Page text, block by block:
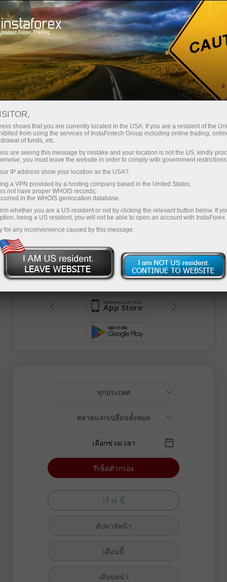
สำหรับเทรดเดอร์ การวิเคราะห์ฟอเร็กซ์ วันหยุดสากล
ปฏิทินวันหยุดตลาด
ฟอเร็กซ์
บนหน้าเว็บนี้ ผู้ค้าอาจพบปฏิทินวันหยุดนักขัตฤกษ์
ในประเทศต่างๆ ข้อมูลนี้จะช่วยให้พวกเขา
สามารถคาดการณ์สถานการณ์ตลาดในช่วงเวลา
หนึ่งได้และปรับกลยุทธ์การซื้อขายได้ทันท่วงที
โดยไม่ได้ขึ้นอยู่กับประเภทบัญชีที่เปิดกับบริษัท
หากต้องการดูปฏิทินและรายชื่อวันหยุดนักขัต
ฤกษ์ ให้ระบุประเทศและปี จากนั้นข้อมูลที่สำคัญ
ทุกประเทศ
ตลาดแลกเปลี่ยนทั้งหมด
เลือกช่วงเวลา
รีเซ็ตตัวกรอง
เร็วๆ นี้
สัปดาห์หน้า
เดือนนี้
เดือนหน้า
shows that you are currently located in the USA. If you are a resident of the
from using the services of InstaFintech Group including online trading,
of funds, etc.
are seeing this message by mistake and your location is not the US, kindly
you must leave the website in order to comply with government
IP address show your location as the USA?
a VPN provided by a hosting company based in the United States;
not have proper WHOIS records;
in the WHOIS geolocation database.
whether you are a US resident or not by clicking the relevant button below. If
being a US resident, you will not be able to open an account with InstaForex
for any inconvenience caused by this message.